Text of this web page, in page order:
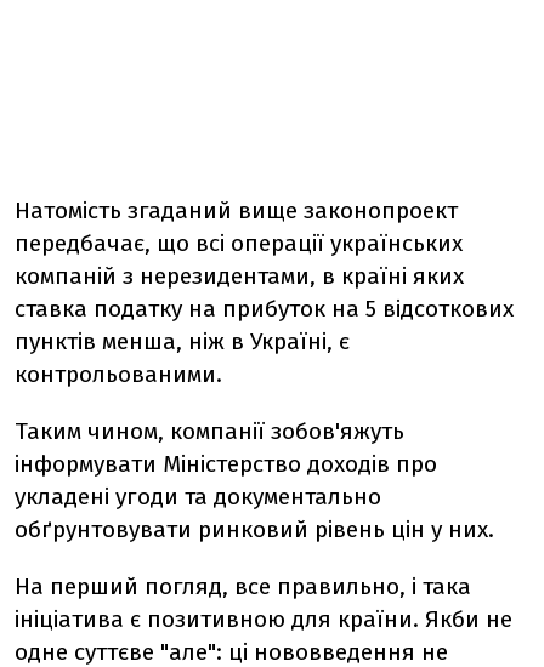
Натомість згаданий вище законопроект
передбачає, що всі операції українських
компаній з нерезидентами, в країні яких
ставка податку на прибуток на 5 відсоткових
пунктів менша, ніж в Україні, є
контрольованими.
Таким чином, компанії зобов'яжуть
інформувати Міністерство доходів про
укладені угоди та документально
обґрунтовувати ринковий рівень цін у них.
На перший погляд, все правильно, і така
ініціатива є позитивною для країни. Якби не
одне суттєве "але": ці нововведення не